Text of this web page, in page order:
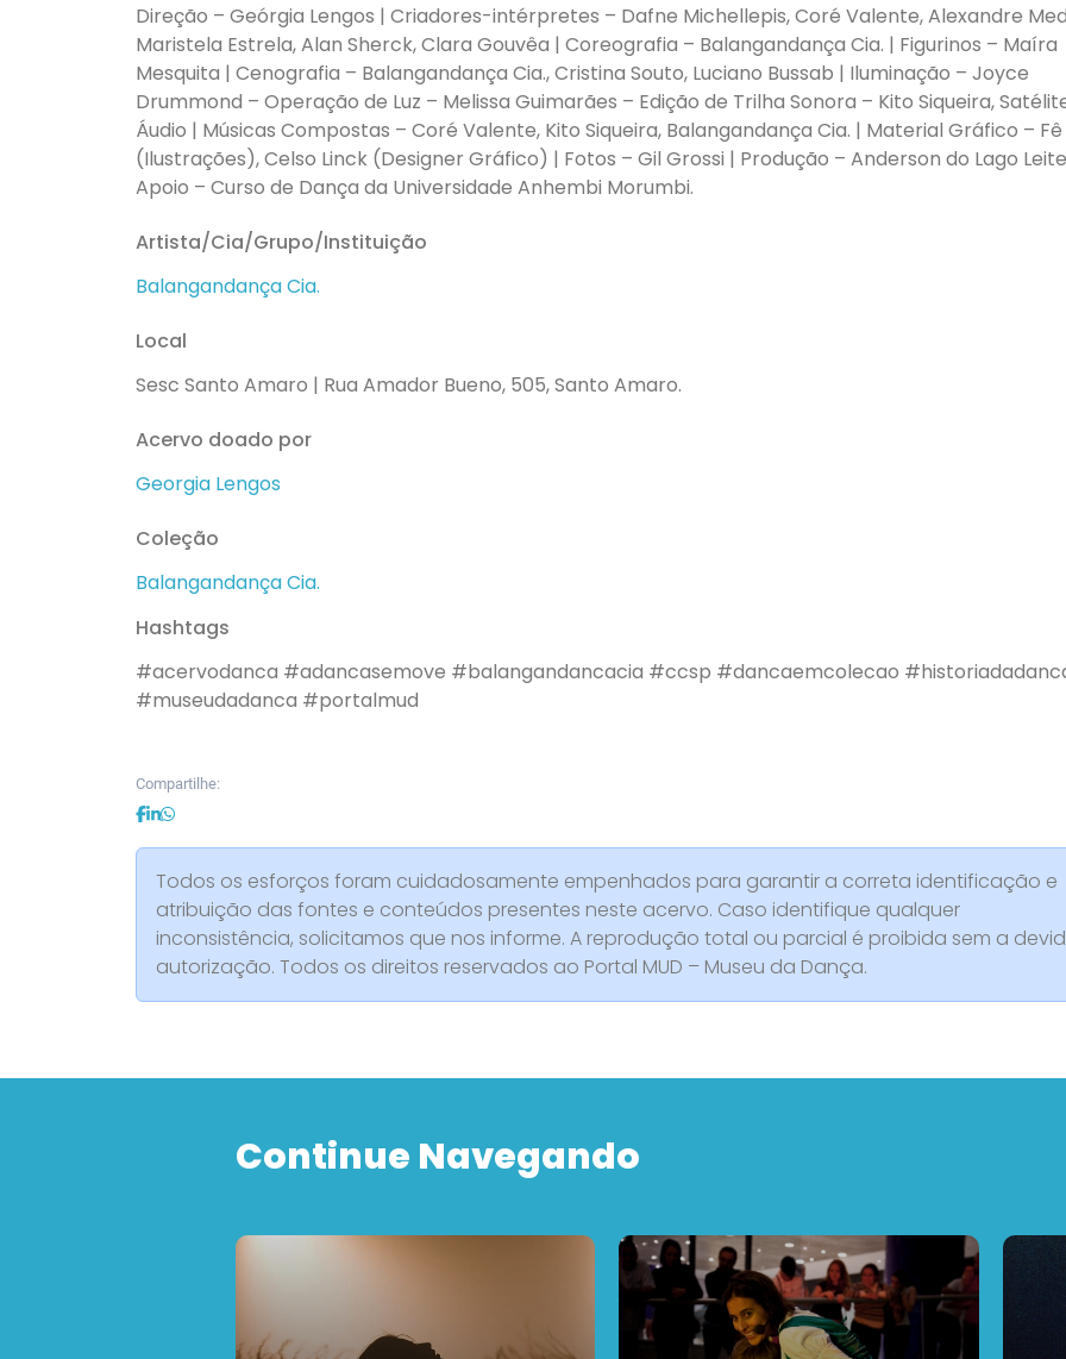
Direção – Geórgia Lengos | Criadores-intérpretes – Dafne Michellepis, Coré Valente, Alexandre
Maristela Estrela, Alan Sherck, Clara Gouvêa | Coreografia – Balangandança Cia. | Figurinos – Maíra
Mesquita | Cenografia – Balangandança Cia., Cristina Souto, Luciano Bussab | Iluminação – Joyce
Drummond – Operação de Luz – Melissa Guimarães – Edição de Trilha Sonora – Kito Siqueira,
Áudio | Músicas Compostas – Coré Valente, Kito Siqueira, Balangandança Cia. | Material Gráfico – Fê
(Ilustrações), Celso Linck (Designer Gráfico) | Fotos – Gil Grossi | Produção – Anderson do Lago
Apoio – Curso de Dança da Universidade Anhembi Morumbi.
Artista/Cia/Grupo/Instituição
Balangandança Cia.
Local
Sesc Santo Amaro | Rua Amador Bueno, 505, Santo Amaro.
Acervo doado por
Georgia Lengos
Coleção
Balangandança Cia.
Hashtags
#acervodanca #adancasemove #balangandancacia #ccsp #dancaemcolecao
#museudadanca #portalmud
Compartilhe:
Todos os esforços foram cuidadosamente empenhados para garantir a correta identificação e
atribuição das fontes e conteúdos presentes neste acervo. Caso identifique qualquer
inconsistência, solicitamos que nos informe. A reprodução total ou parcial é proibida sem a
autorização. Todos os direitos reservados ao Portal MUD – Museu da Dança.
Continue Navegando